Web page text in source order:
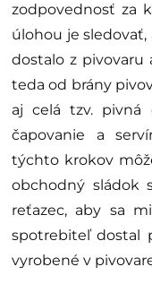
zodpovednosť za
úlohou je
dostalo z pivovaru
teda od brány
aj celá tzv. pivná
čapovanie a
týchto krokov
obchodný sládok
reťazec, aby sa
spotrebiteľ dostal
vyrobené v